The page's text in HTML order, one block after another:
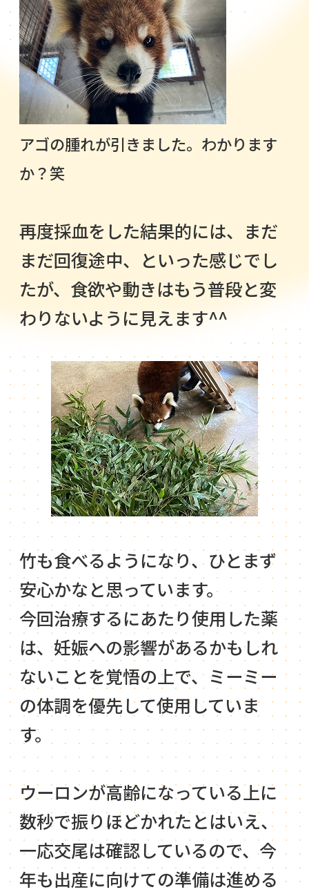
アゴの腫れが引きました。わかります
か？笑
再度採血をした結果的には、まだ
まだ回復途中、といった感じでし
たが、食欲や動きはもう普段と変
わりないように見えます^^
竹も食べるようになり、ひとまず
安心かなと思っています。
今回治療するにあたり使用した薬
は、妊娠への影響があるかもしれ
ないことを覚悟の上で、ミーミー
の体調を優先して使用していま
す。
ウーロンが高齢になっている上に
数秒で振りほどかれたとはいえ、
一応交尾は確認しているので、今
年も出産に向けての準備は進める